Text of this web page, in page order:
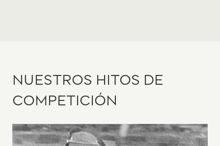
NUESTROS HITOS DE
COMPETICIÓN